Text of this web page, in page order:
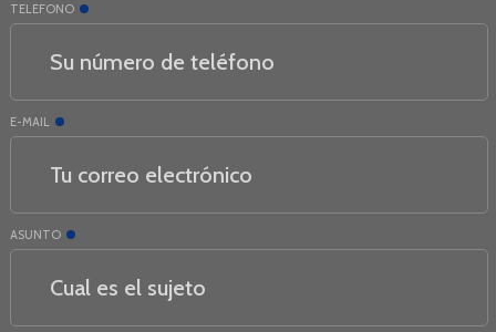
TELEFONO
E-MAIL
ASUNTO